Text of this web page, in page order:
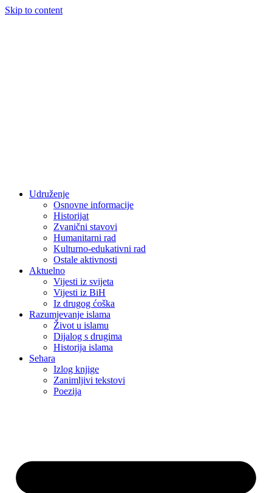
Skip to content
Udruženje
Osnovne informacije
Historijat
Zvanični stavovi
Humanitarni rad
Kulturno-edukativni rad
Ostale aktivnosti
Aktuelno
Vijesti iz svijeta
Vijesti iz BiH
Iz drugog ćoška
Razumjevanje islama
Život u islamu
Dijalog s drugima
Historija islama
Sehara
Izlog knjige
Zanimljivi tekstovi
Poezija